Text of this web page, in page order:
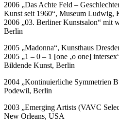
2006 „Das Achte Feld –
Kunst seit 1960“, Museum Ludwig,
2006 „03. Berliner Kunstsalon“ mit
Berlin
2005 „Madonna“, Kunsthaus
2005 „1 – 0 – 1 [one ‚o one]
Bildende Kunst, Berlin
2004 „Kontinuierliche Symmetrien
Podewil, Berlin
2003 „Emerging Artists (VAVC
New Orleans, USA